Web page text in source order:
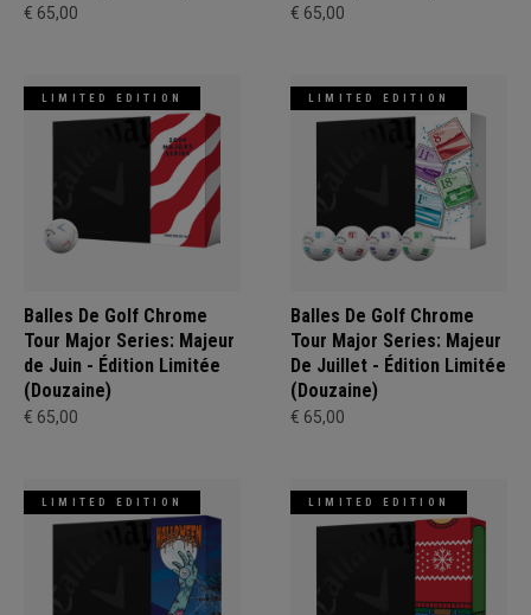
€ 65,00 € 65,00
LIMITED EDITION
Balles De Golf Chrome
Tour Major Series: Majeur
de Juin - Édition Limitée
(Douzaine)
€ 65,00
LIMITED EDITION
Balles De Golf Chrome
Tour Major Series: Majeur
De Juillet - Édition Limitée
(Douzaine)
€ 65,00
LIMITED EDITION LIMITED EDITION